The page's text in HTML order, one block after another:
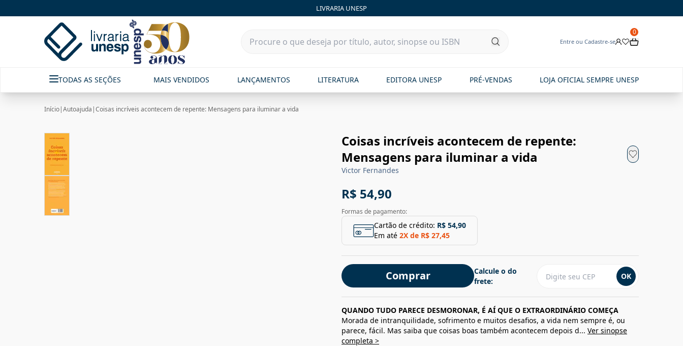
LIVRARIA UNESP
Entre ou Cadastre-se
0
TODAS AS SEÇÕES MAIS VENDIDOS LANÇAMENTOS LITERATURA EDITORA UNESP PRÉ-VENDAS LOJA OFICIAL SEMPRE UNESP
Início|Autoajuda |Coisas incríveis acontecem de repente: Mensagens para iluminar a vida
Coisas incríveis acontecem de repente:
Mensagens para iluminar a vida
Victor Fernandes
R$ 54,90
Formas de pagamento:
Cartão de crédito: R$ 54,90
Em até 2X de R$ 27,45
Comprar
Calcule o do
frete:
OK
QUANDO TUDO PARECE DESMORONAR, É AÍ QUE O EXTRAORDINÁRIO COMEÇA
Morada de intranquilidade, sofrimento e muitos desafios, a vida nem sempre é, ou
parece, fácil. Mas saiba que coisas boas também acontecem depois d... Ver sinopse
completa >